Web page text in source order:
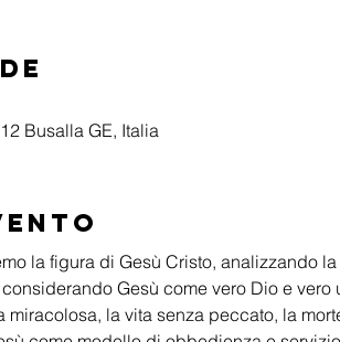
Busalla GE, Italia
la figura di Gesù Cristo, analizzando
Gesù come vero Dio e vero
miracolosa, la vita senza peccato, la